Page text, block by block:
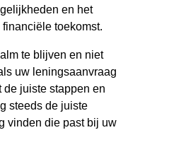
en het
toekomst.
te blijven en niet
uw leningsaanvraag
de juiste stappen en
steeds de juiste
vinden die past bij uw